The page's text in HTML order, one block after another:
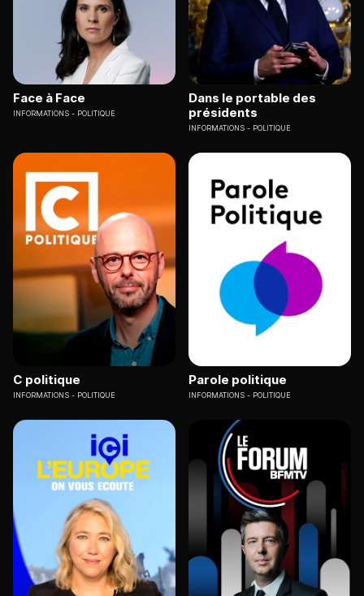
Face à Face
INFORMATIONS POLITIQUE
Dans le portable des
présidents
INFORMATIONS POLITIQUE
C politique
INFORMATIONS POLITIQUE
Parole politique
INFORMATIONS POLITIQUE